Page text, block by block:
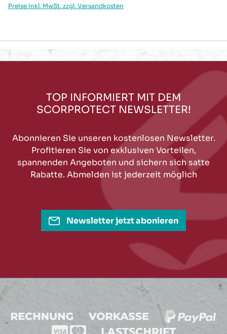
Preise inkl. MwSt. zzgl. Versandkosten
TOP INFORMIERT MIT DEM
SCORPROTECT NEWSLETTER!
Abonnieren Sie unseren kostenlosen Newsletter.
Profitieren Sie von exklusiven Vorteilen,
spannenden Angeboten und sichern sich satte
Rabatte. Abmelden ist jederzeit möglich
Newsletter jetzt abonieren